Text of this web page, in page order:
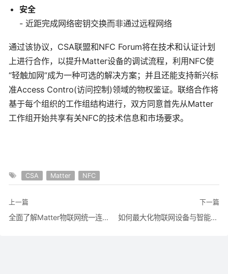
安全
- 近距完成网络密钥交换而非通过远程网络
通过该协议，CSA联盟和NFC Forum将在技术和认证计划
上进行合作，以提升Matter设备的调试流程，利用NFC使
“轻触加网”成为一种可选的解决方案；并且还能支持新兴标
准Access Contro(访问控制)领域的物权鉴证。联络合作将
基于每个组织的工作组结构进行，双方同意首先从Matter
工作组开始共享有关NFC的技术信息和市场要求。
CSA Matter NFC
上一篇
全面了解Matter物联网统一连接标准视频教程
下一篇
如何最大化物联网设备与智能手机蓝牙之间的互操作性？